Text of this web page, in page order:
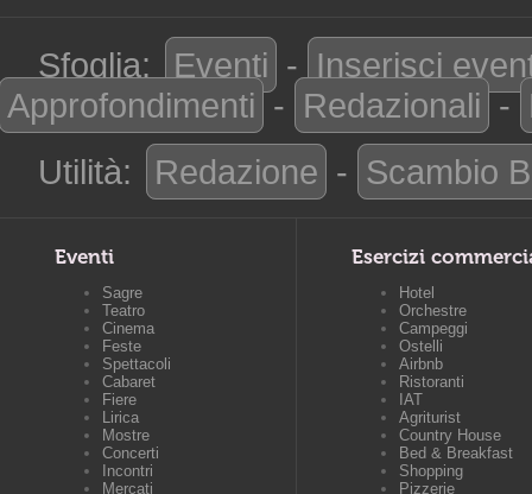
Sfoglia: Eventi - Inserisci
Approfondimenti - Redazionali -
Utilità:
Redazione - Scambio
Eventi
Sagre
Teatro
Cinema
Feste
Spettacoli
Cabaret
Fiere
Lirica
Mostre
Concerti
Incontri
Mercati
Esercizi
Hotel
Orchestre
Campeggi
Ostelli
Airbnb
Ristoranti
IAT
Agriturist
Country House
Bed & Breakfast
Shopping
Pizzerie